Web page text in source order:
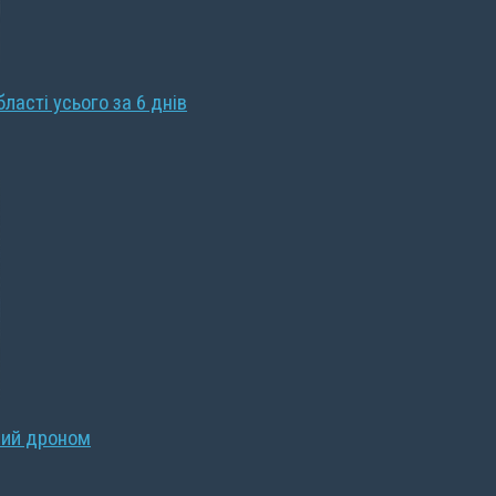
усього за 6 днів
дроном